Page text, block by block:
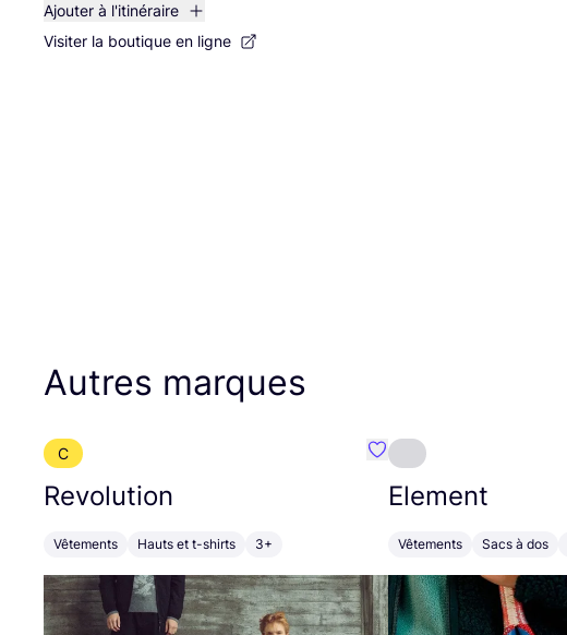
Ajouter à l'itinéraire
Visiter la boutique en ligne
Autres marques
C
Revolution
Vêtements Hauts et t-shirts 3+
Préféré {nom}
Element
Vêtements Sacs à dos